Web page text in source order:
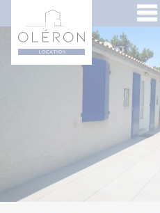
au
contenu
Panneau de gestion des cookies